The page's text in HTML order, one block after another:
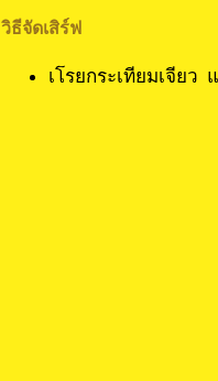
วิธีจัดเสิร์ฟ
เโรยกระเทียมเจีย